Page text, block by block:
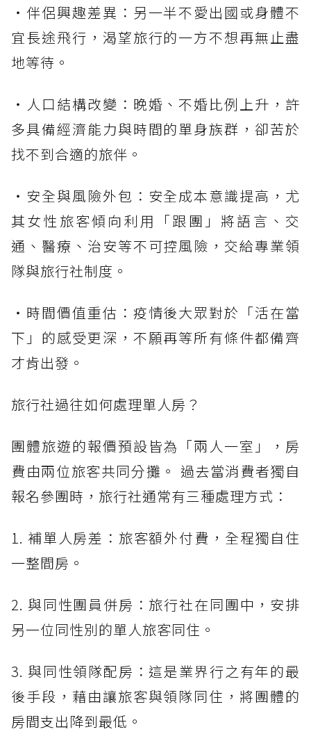
・伴侶興趣差異：另一半不愛出國或身體不
宜長途飛行，渴望旅行的一方不想再無止盡
地等待。
・人口結構改變：晚婚、不婚比例上升，許
多具備經濟能力與時間的單身族群，卻苦於
找不到合適的旅伴。
・安全與風險外包：安全成本意識提高，尤
其女性旅客傾向利用「跟團」將語言、交
通、醫療、治安等不可控風險，交給專業領
隊與旅行社制度。
・時間價值重估：疫情後大眾對於「活在當
下」的感受更深，不願再等所有條件都備齊
才肯出發。
旅行社過往如何處理單人房？
團體旅遊的報價預設皆為「兩人一室」，房
費由兩位旅客共同分攤。 過去當消費者獨自
報名參團時，旅行社通常有三種處理方式：
1. 補單人房差：旅客額外付費，全程獨自住
一整間房。
2. 與同性團員併房：旅行社在同團中，安排
另一位同性別的單人旅客同住。
3. 與同性領隊配房：這是業界行之有年的最
後手段，藉由讓旅客與領隊同住，將團體的
房間支出降到最低。